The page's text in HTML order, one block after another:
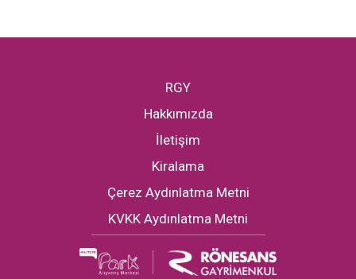
RGY
Hakkımızda
İletişim
Kiralama
Çerez Aydınlatma Metni
KVKK Aydınlatma Metni